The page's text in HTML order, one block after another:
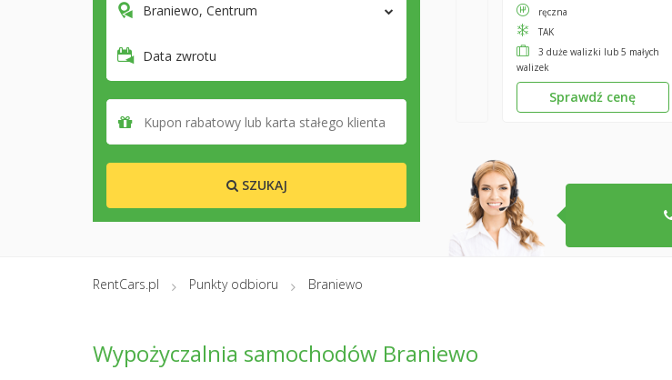
Braniewo, Centrum
Data zwrotu
SZUKAJ
ręczna
TAK
3 duże walizki lub 5 małych
walizek
Sprawdź cenę
RentCars.pl Punkty odbioru Braniewo
Wypożyczalnia samochodów Braniewo